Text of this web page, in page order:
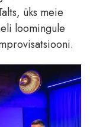
üks meie
loomingule